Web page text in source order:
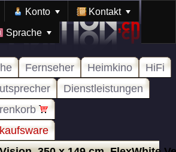
Konto Kontakt
Sprache
Fernseher Heimkino
HiFi
Dienstleistungen